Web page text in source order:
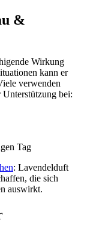
&
Wirkung
kann er
verwenden
bei:
Tag
: Lavendelduft
die sich
auswirkt.